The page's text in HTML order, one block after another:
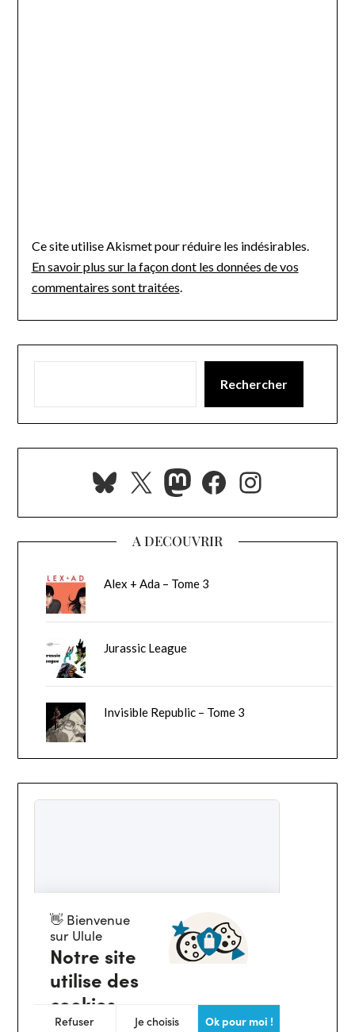
Ce site utilise Akismet pour réduire les indésirables.
En savoir plus sur la façon dont les données de vos
commentaires sont traitées.
Rechercher
Bluesky
X Mastodon
Facebook
A DECOUVRIR
Alex + Ada – Tome 3
Jurassic League
Invisible Republic – Tome 3